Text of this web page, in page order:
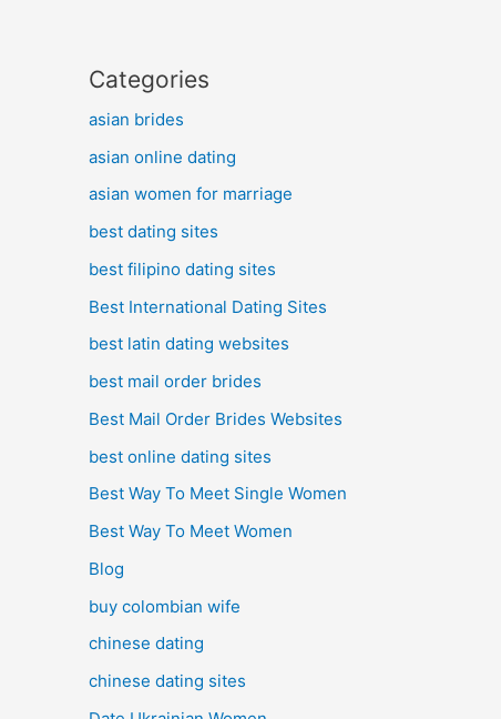
Categories
asian brides
asian online dating
asian women for marriage
best dating sites
best filipino dating sites
Best International Dating Sites
best latin dating websites
best mail order brides
Best Mail Order Brides Websites
best online dating sites
Best Way To Meet Single Women
Best Way To Meet Women
Blog
buy colombian wife
chinese dating
chinese dating sites